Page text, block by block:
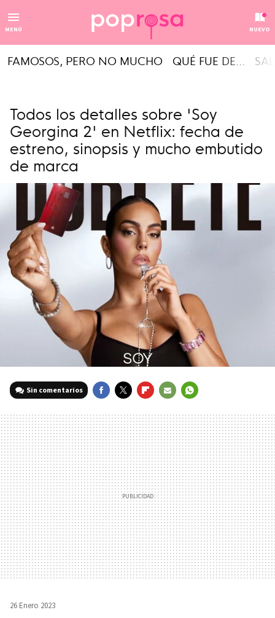
MENÚ NUEVO
FAMOSOS, PERO NO MUCHO QUÉ FUE DE...
Todos los detalles sobre 'Soy
Georgina 2' en Netflix: fecha de
estreno, sinopsis y mucho embutido
de marca
Sin comentarios
MAIL
26 Enero 2023